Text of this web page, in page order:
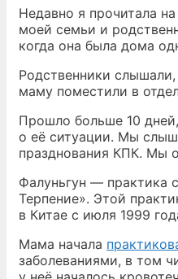
Недавно я прочитала
моей семьи и
когда она была дома
Родственники
маму поместили в
Прошло больше 10
о её ситуации. Мы
празднования КПК. Мы
Фалуньгун — практика
Терпение». Этой
в Китае с июля 1999
Мама начала
заболеваниями, в том